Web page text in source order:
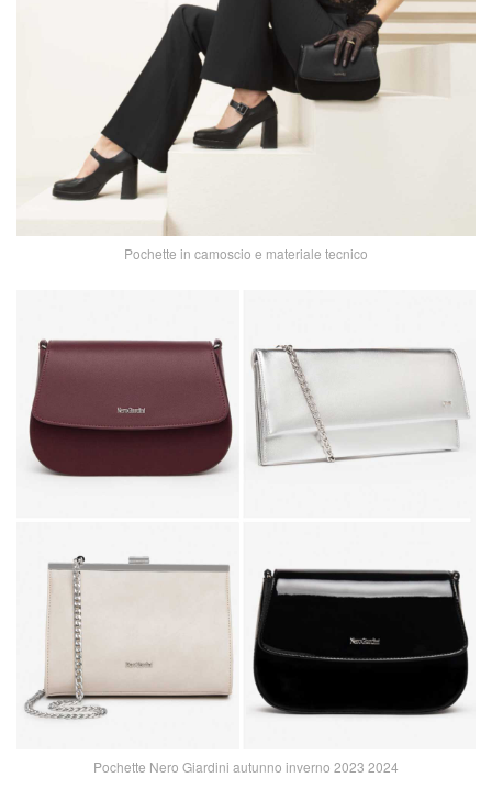
Pochette in camoscio e materiale tecnico
Pochette Nero Giardini autunno inverno 2023 2024